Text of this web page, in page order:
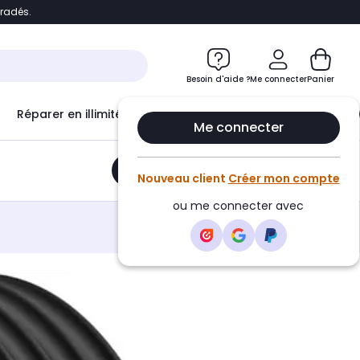
Accéder directement au chatbot
Besoin d'aide ?Me connecter
Me connecter
Nouveau client Créer mon compte
ou me connecter avec
Panier
Réparer en illimité avec Le Club Infinity
Ajouter au panier